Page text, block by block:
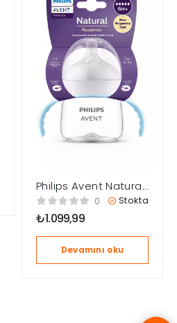
Philips Avent Natural
Response Eğitici
Bardak 6 Ay+,Tepkili
Biberon Emziği
SCF263/61
0 Stokta
₺1.099,99
Devamını oku